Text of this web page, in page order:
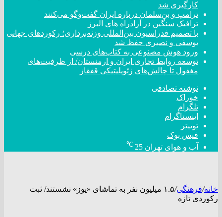
کارگیری شد
ترامپ و بن‌سلمان درباره ایران گفت‌و‌گو می‌کنند
ترافیک سنگین در آزادراه های البرز
با تصمیم فدراسیون بین‌المللی وزنه‌برداری؛ رکورد‌های جهانی
یوسفی و نصیری حفظ شد
ورود هوش مصنوعی به کتاب‌های درسی
توسعه روابط تجاری ایران و ارمنستان/ از ظرفیت‌های
مغفول تا چالش‌های ژئوپلیتیکی قفقاز
نوشته تصادفی
خوراک
تلگرام
اینستاگرام
توییتر
فیس بوک
آب و هوای تهران 25
℃
خانه/فرهنگی/
۱.۵ میلیون نفر به تماشای «یوز» نشستند/ ثبت
رکوردی تازه